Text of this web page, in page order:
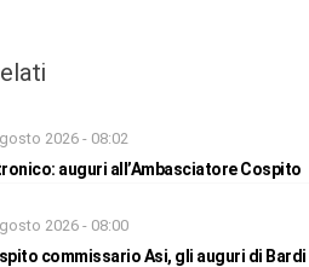
2026 - 08:02
auguri all’Ambasciatore Cospito
2026 - 08:00
commissario Asi, gli auguri di Bardi